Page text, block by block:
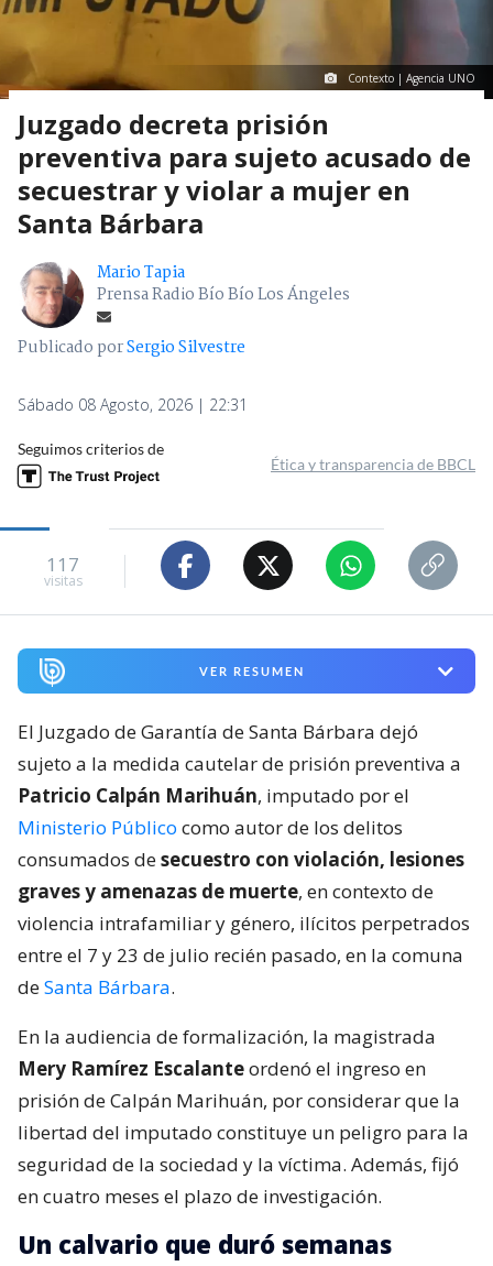
Contexto | Agencia UNO
Juzgado decreta prisión
preventiva para sujeto acusado de
secuestrar y violar a mujer en
Santa Bárbara
Mario Tapia
Prensa Radio Bío Bío Los Ángeles
Publicado porSergio Silvestre
Sábado 08 Agosto, 2026 | 22:31
Seguimos criterios de
Ética y transparencia de BBCL
117
visitas
VER RESUMEN
El Juzgado de Garantía de Santa Bárbara dejó
sujeto a la medida cautelar de prisión preventiva a
Patricio Calpán Marihuán, imputado por el
Ministerio Público como autor de los delitos
consumados desecuestro con violación, lesiones
graves y amenazas de muerte, en contexto de
violencia intrafamiliar y género, ilícitos perpetrados
entre el 7 y 23 de julio recién pasado, en la comuna
deSanta Bárbara.
En la audiencia de formalización, la magistrada
Mery Ramírez Escalanteordenó el ingreso en
prisión de Calpán Marihuán, por considerar que la
libertad del imputado constituye un peligro para la
seguridad de la sociedad y la víctima. Además, fijó
en cuatro meses el plazo de investigación.
Un calvario que duró semanas